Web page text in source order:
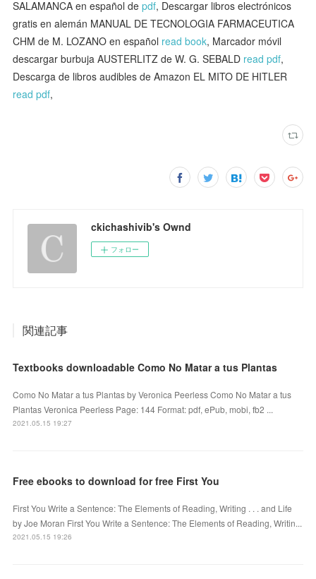
SALAMANCA en español depdf, Descargar libros electrónicos
gratis en alemán MANUAL DE TECNOLOGIA FARMACEUTICA
CHM de M. LOZANO en español read book, Marcador móvil
descargar burbuja AUSTERLITZ de W. G. SEBALD read pdf,
Descarga de libros audibles de Amazon EL MITO DE HITLER
read pdf,
ckichashivib's Ownd
フォロー
関連記事
Textbooks downloadable Como No Matar a tus Plantas
Como No Matar a tus Plantas by Veronica Peerless Como No Matar a tus
Plantas Veronica Peerless Page: 144 Format: pdf, ePub, mobi, fb2 ...
2021.05.15 19:27
Free ebooks to download for free First You
First You Write a Sentence: The Elements of Reading, Writing . . . and Life
by Joe Moran First You Write a Sentence: The Elements of Reading, Writin...
2021.05.15 19:26